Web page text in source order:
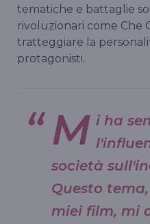
tematiche e battaglie
rivoluzionari come Che
tratteggiare la
protagonisti.
M i ha
società
Questo
miei film, mi